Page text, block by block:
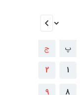
پ ج
1
2
8
9